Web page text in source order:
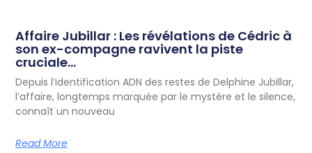
Affaire Jubillar : Les révélations de Cédric à
son ex-compagne ravivent la piste
cruciale…
Depuis l’identification ADN des restes de Delphine Jubillar,
l’affaire, longtemps marquée par le mystère et le silence,
connaît un nouveau
Read More